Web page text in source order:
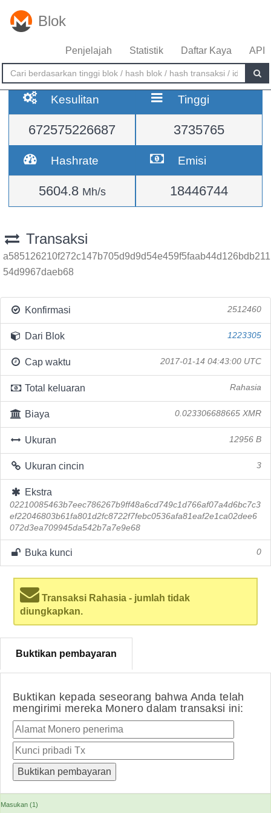
Blok
Penjelajah Statistik Daftar Kaya API
Kesulitan
672575226687
Tinggi
3735765
Hashrate
5604.8 Mh/s
Emisi
18446744
Transaksi
a585126210f272c147b705d9d9d54e459f5faab44d126bdb211
54d9967daeb68
Konfirmasi 2512460
Dari Blok 1223305
Cap waktu 2017-01-14 04:43:00 UTC
Total keluaran Rahasia
Biaya 0.023306688665 XMR
Ukuran 12956 B
Ukuran cincin 3
Ekstra
02210085463b7eec786267b9ff48a6cd749c1d766af07a4d6bc7c3
ef22046803b61fa801d2fc8722f7febc0536afa81eaf2e1ca02dee6
072d3ea709945da542b7a7e9e68
Buka kunci 0
Transaksi Rahasia - jumlah tidak
diungkapkan.
Buktikan pembayaran
Buktikan kepada seseorang bahwa Anda telah
mengirimi mereka Monero dalam transaksi ini:
Masukan (1)